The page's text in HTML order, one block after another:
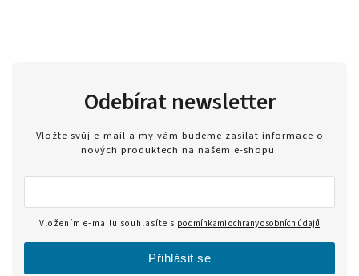
Odebírat newsletter
Vložte svůj e-mail a my vám budeme zasílat informace o
nových produktech na našem e-shopu.
Vložením e-mailu souhlasíte s podmínkami ochrany osobních údajů
Přihlásit se